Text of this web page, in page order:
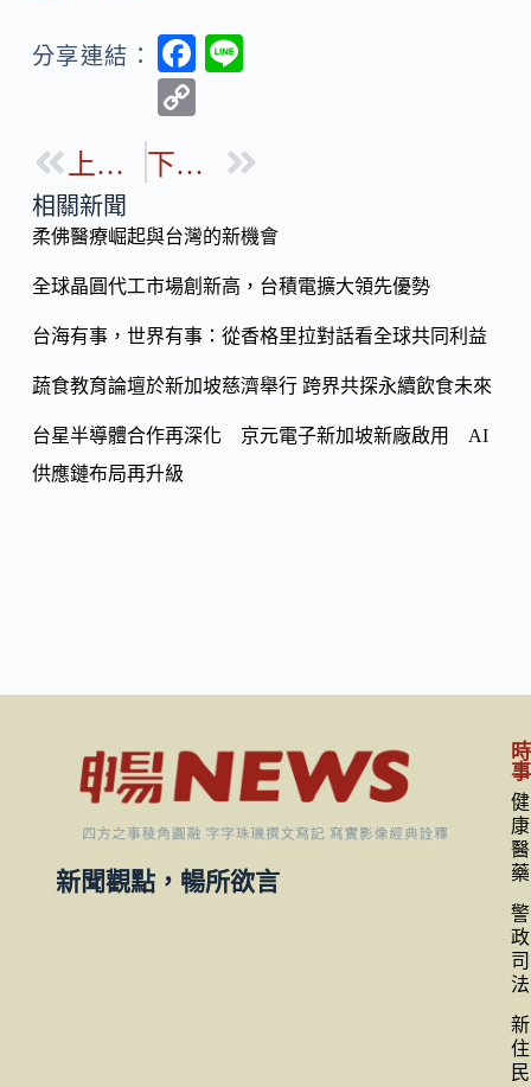
分享連結：
F
b
o
k
p
Li
n
k
上一篇 下一篇
相關新聞
柔佛醫療崛起與台灣的新機會
全球晶圓代工市場創新高，台積電擴大領先優勢
台海有事，世界有事：從香格里拉對話看全球共同利益
蔬食教育論壇於新加坡慈濟舉行 跨界共探永續飲食未來
台星半導體合作再深化 京元電子新加坡新廠啟用 AI
供應鏈布局再升級
新聞觀點，暢所欲言
時
事
健
康
醫
藥
警
政
司
法
新
住
民